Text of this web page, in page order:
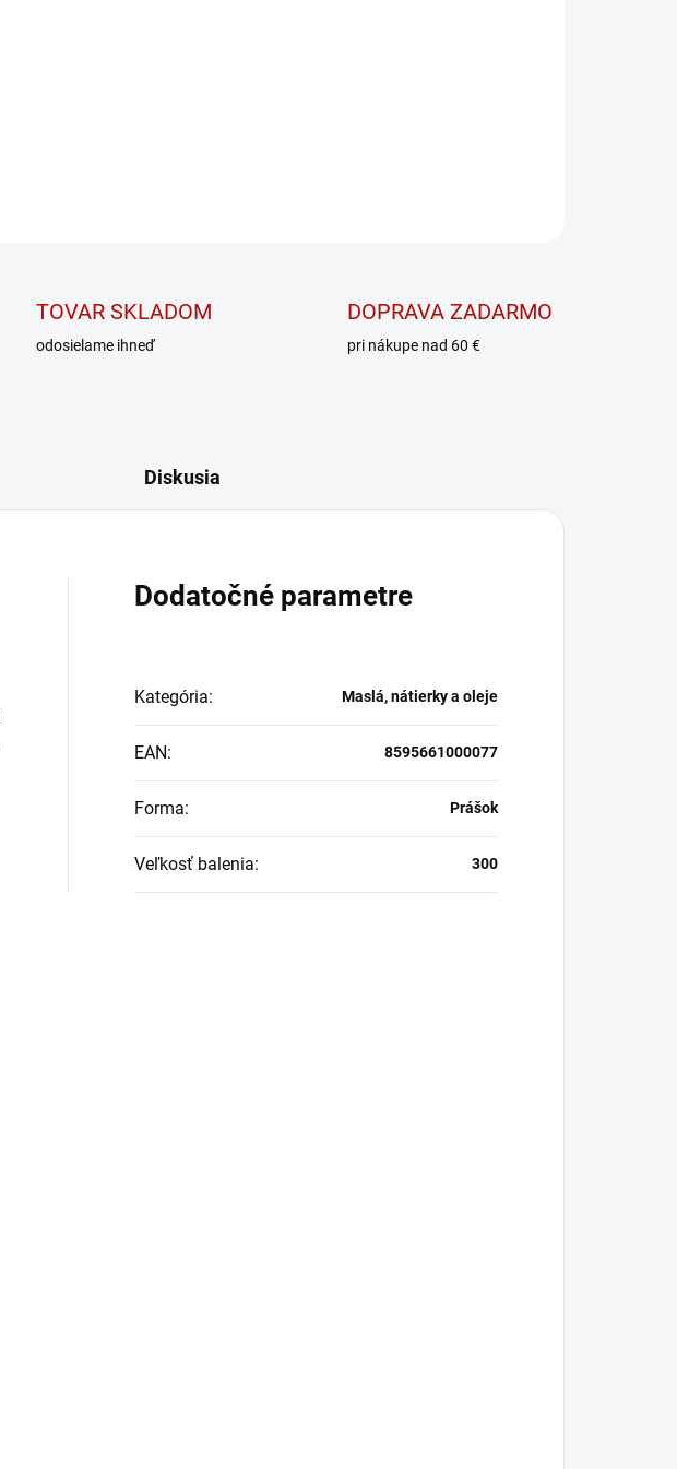
TOVAR SKLADOM
odosielame ihneď
DOPRAVA ZADARMO
pri nákupe nad 60 €
Diskusia
Dodatočné parametre
Kategória: Maslá, nátierky a oleje
EAN: 8595661000077
Forma: Prášok
Veľkosť balenia: 300